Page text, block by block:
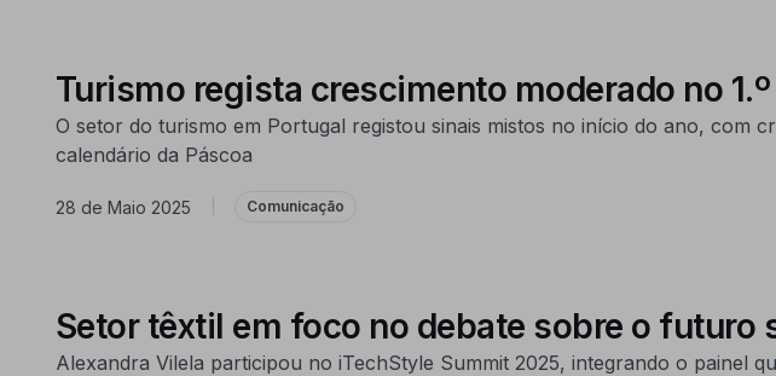
Turismo regista crescimento moderado no
O setor do turismo em Portugal registou sinais mistos no início do ano, com
calendário da Páscoa
28 de Maio 2025 Comunicação
Setor têxtil em foco no debate sobre o futuro
Alexandra Vilela participou no iTechStyle Summit 2025, integrando o painel